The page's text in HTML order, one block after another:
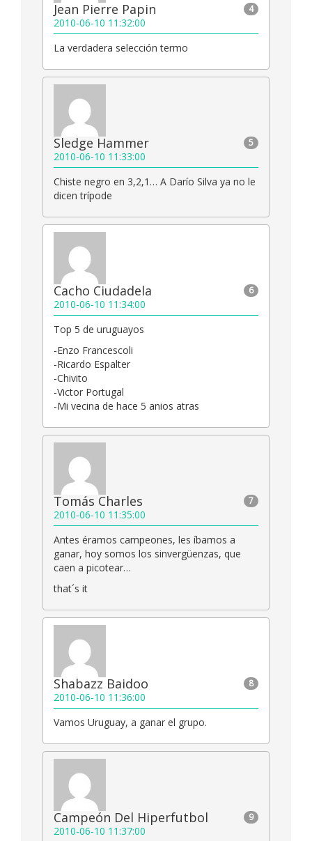
4
Jean Pierre Papin
2010-06-10 11:32:00
La verdadera selección termo
5
Sledge Hammer
2010-06-10 11:33:00
Chiste negro en 3,2,1… A Darío Silva ya no le
dicen trípode
6
Cacho Ciudadela
2010-06-10 11:34:00
Top 5 de uruguayos
-Enzo Francescoli
-Ricardo Espalter
-Chivito
-Victor Portugal
-Mi vecina de hace 5 anios atras
7
Tomás Charles
2010-06-10 11:35:00
Antes éramos campeones, les íbamos a
ganar, hoy somos los sinvergüenzas, que
caen a picotear…
that´s it
8
Shabazz Baidoo
2010-06-10 11:36:00
Vamos Uruguay, a ganar el grupo.
9
Campeón Del Hiperfutbol
2010-06-10 11:37:00